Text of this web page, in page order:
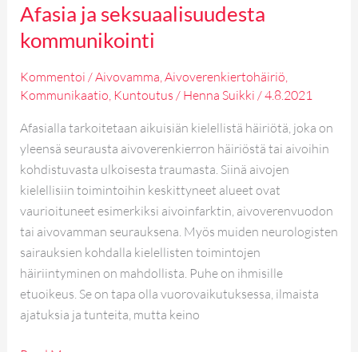
Afasia ja seksuaalisuudesta
kommunikointi
Kommentoi /Aivovamma,Aivoverenkiertohäiriö,
Kommunikaatio, Kuntoutus / Henna Suikki /4.8.2021
Afasialla tarkoitetaan aikuisiän kielellistä häiriötä, joka on
yleensä seurausta aivoverenkierron häiriöstä tai aivoihin
kohdistuvasta ulkoisesta traumasta. Siinä aivojen
kielellisiin toimintoihin keskittyneet alueet ovat
vaurioituneet esimerkiksi aivoinfarktin, aivoverenvuodon
tai aivovamman seurauksena. Myös muiden neurologisten
sairauksien kohdalla kielellisten toimintojen
häiriintyminen on mahdollista. Puhe on ihmisille
etuoikeus. Se on tapa olla vuorovaikutuksessa, ilmaista
ajatuksia ja tunteita, mutta keino